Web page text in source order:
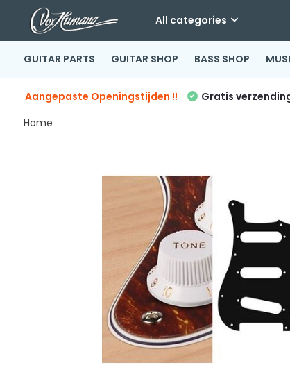
All categories
GUITAR PARTS GUITAR SHOP BASS SHOP
Aangepaste Openingstijden !! Gratis
Home